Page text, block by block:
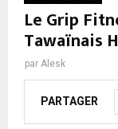
Le Grip
Tawaïnais
par Alesk
PARTAGER